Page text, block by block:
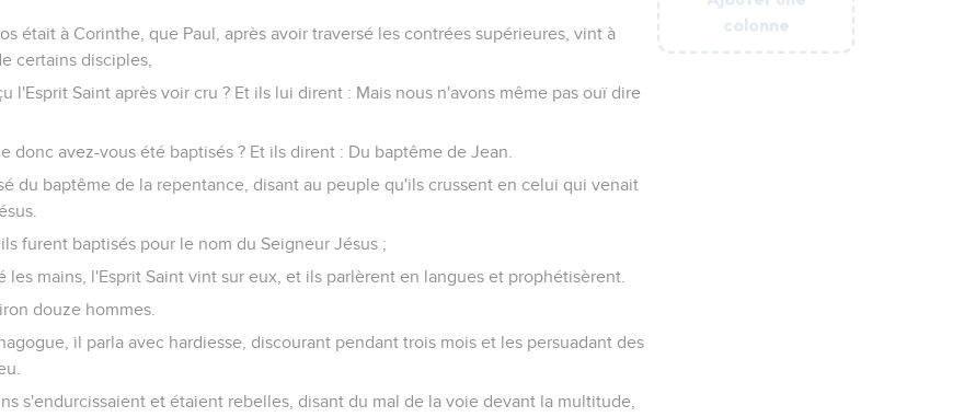
colonne
colonne
était à Corinthe, que Paul, après avoir traversé les contrées supérieures, vint à
certains disciples,
l'Esprit Saint après voir cru ? Et ils lui dirent : Mais nous n'avons même pas ouï dire
donc avez-vous été baptisés ? Et ils dirent : Du baptême de Jean.
du baptême de la repentance, disant au peuple qu'ils crussent en celui qui venait
furent baptisés pour le nom du Seigneur Jésus ;
les mains, l'Esprit Saint vint sur eux, et ils parlèrent en langues et prophétisèrent.
douze hommes.
il parla avec hardiesse, discourant pendant trois mois et les persuadant des
s'endurcissaient et étaient rebelles, disant du mal de la voie devant la multitude,
colonne
colonne
colonne